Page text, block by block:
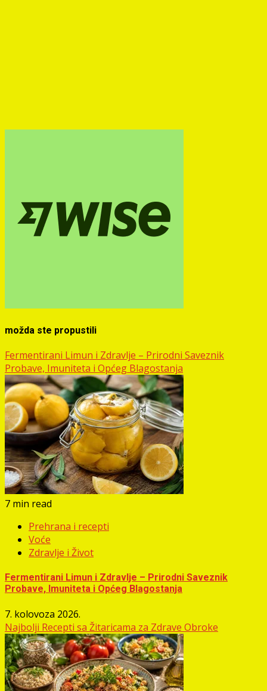
možda ste propustili
Fermentirani Limun i Zdravlje – Prirodni Saveznik
Probave, Imuniteta i Općeg Blagostanja
7 min read
Prehrana i recepti
Voće
Zdravlje i Život
Fermentirani Limun i Zdravlje – Prirodni Saveznik
Probave, Imuniteta i Općeg Blagostanja
7. kolovoza 2026.
Najbolji Recepti sa Žitaricama za Zdrave Obroke